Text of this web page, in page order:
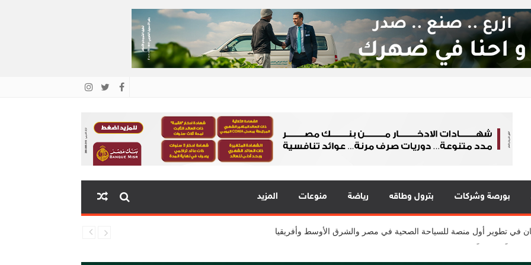
24
في قلب الحدث
بورصة وشركات بترول وطاقه رياضة منوعات المزيد
يقدمون 7 مشاريع واعدة
للشباب” ويقدم العديد من العروض المجانية دعمًا للشمول المالي تحت رعاية البنك المركزي